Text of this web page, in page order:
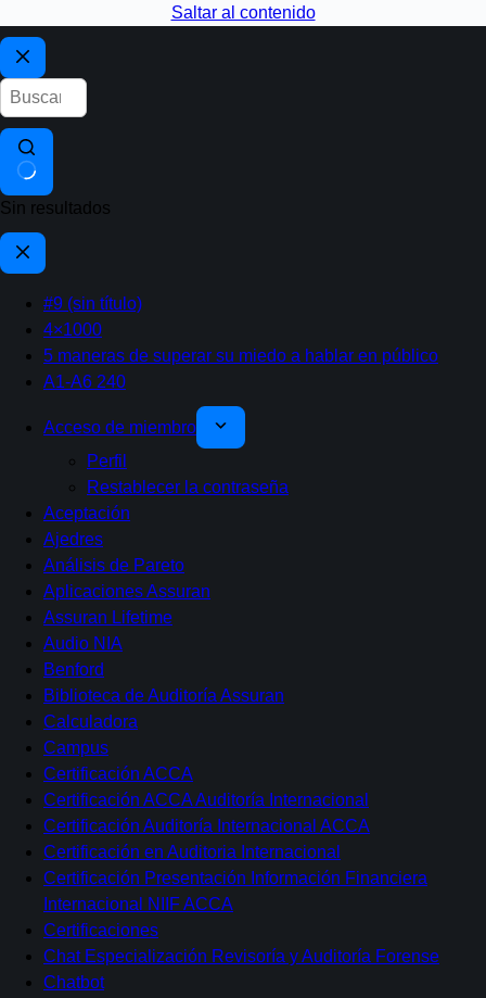
Saltar al contenido
Sin resultados
#9 (sin título)
4×1000
5 maneras de superar su miedo a hablar en público
A1-A6 240
Acceso de miembro
Perfil
Restablecer la contraseña
Aceptación
Ajedres
Análisis de Pareto
Aplicaciones Assuran
Assuran Lifetime
Audio NIA
Benford
Biblioteca de Auditoría Assuran
Calculadora
Campus
Certificación ACCA
Certificación ACCA Auditoría Internacional
Certificación Auditoría Internacional ACCA
Certificación en Auditoria Internacional
Certificación Presentación Información Financiera
Internacional NIIF ACCA
Certificaciones
Chat Especialización Revisoría y Auditoría Forense
Chatbot